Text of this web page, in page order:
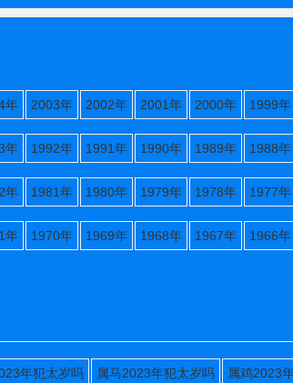
年 2003年 2002年 2001年 2000年 1999年
年 1992年 1991年 1990年 1989年 1988年
年 1981年 1980年 1979年 1978年 1977年
年 1970年 1969年 1968年 1967年 1966年
年犯太岁吗 属马2023年犯太岁吗 属鸡2023